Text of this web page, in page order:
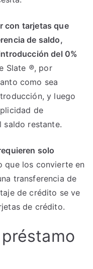
con tarjetas que
de saldo,
del 0%
Slate ®, por
como sea
y luego
de
restante.
solo
que los convierte en
transferencia de
de crédito se ve
de crédito.